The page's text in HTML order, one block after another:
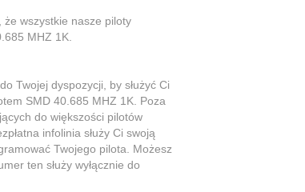
że wszystkie nasze piloty
MHZ 1K.
Twojej dyspozycji, by służyć Ci
SMD 40.685 MHZ 1K. Poza
do większości pilotów
infolinia służy Ci swoją
Twojego pilota. Możesz
ten służy wyłącznie do